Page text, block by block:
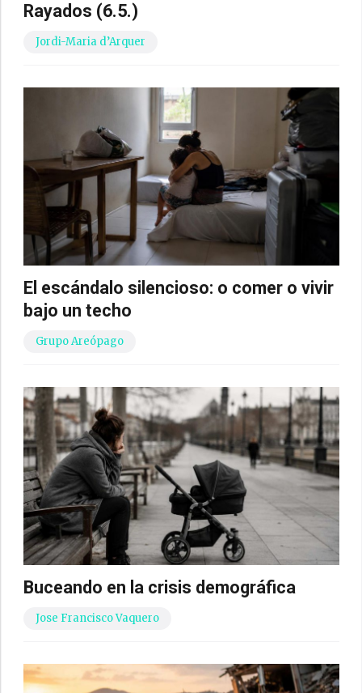
Rayados (6.5.)
Jordi-Maria d’Arquer
El escándalo silencioso: o comer o vivir
bajo un techo
Grupo Areópago
Buceando en la crisis demográfica
Jose Francisco Vaquero